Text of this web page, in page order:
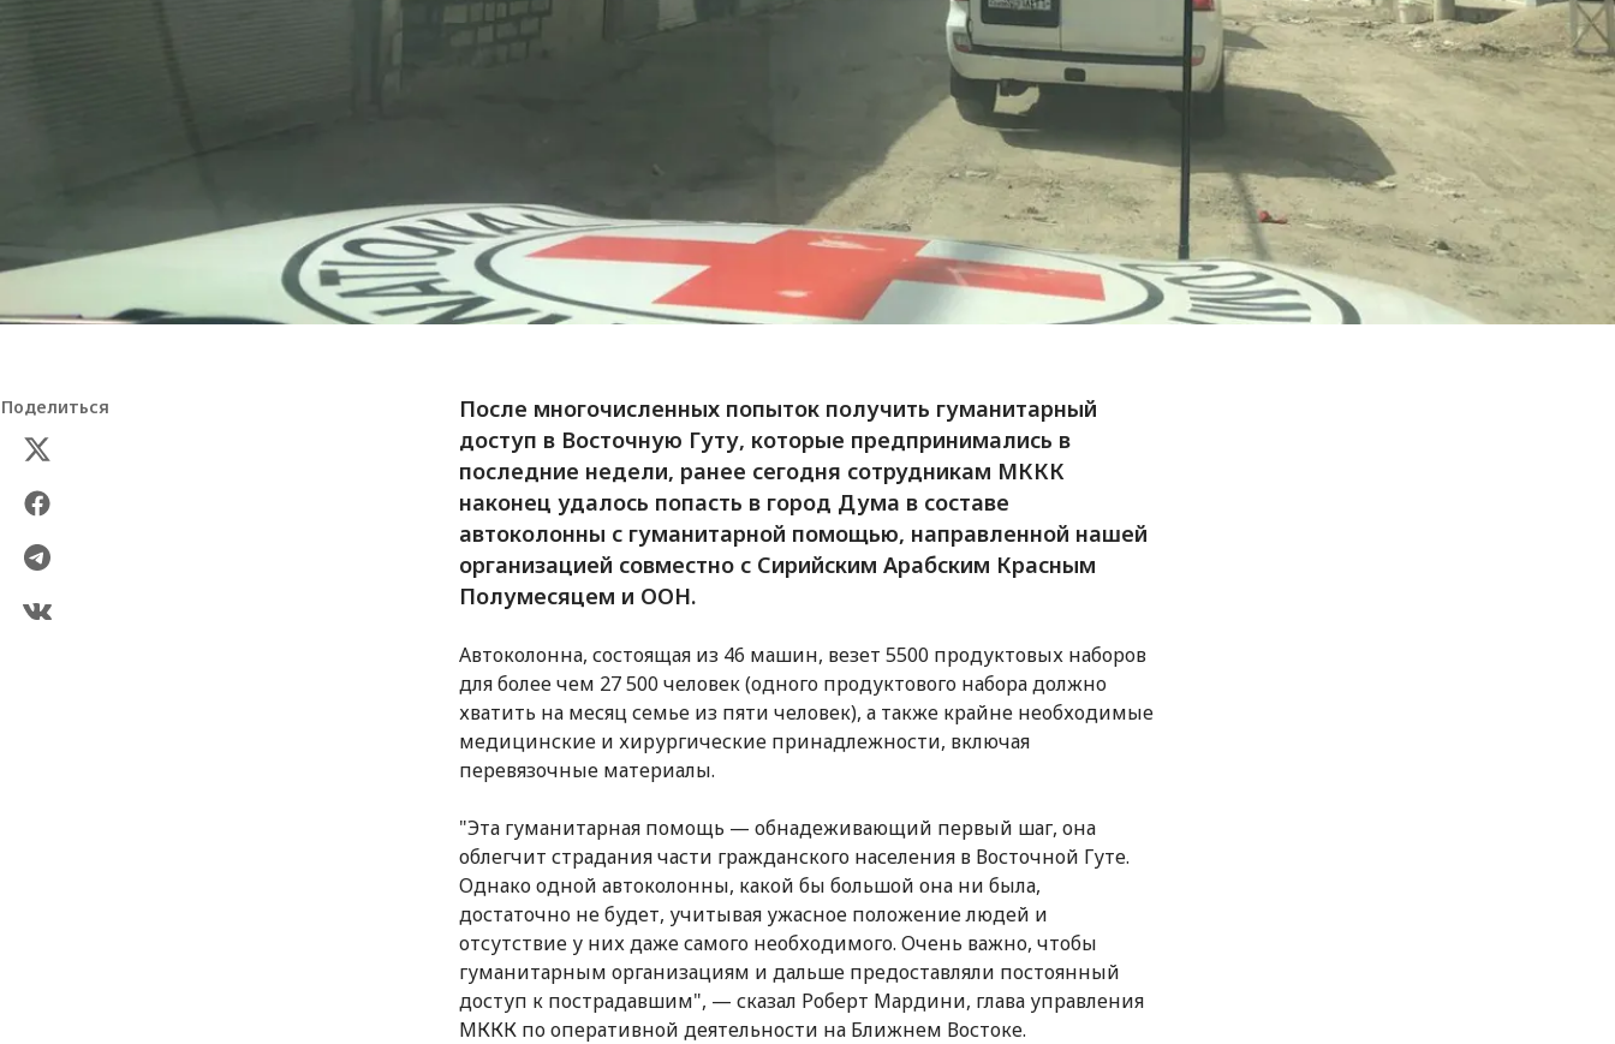
Поделиться
После многочисленных попыток получить гуманитарный
доступ в Восточную Гуту, которые предпринимались в
последние недели, ранее сегодня сотрудникам МККК
наконец удалось попасть в город Дума в составе
автоколонны с гуманитарной помощью, направленной нашей
организацией совместно с Сирийским Арабским Красным
Полумесяцем и ООН.
Автоколонна, состоящая из 46 машин, везет 5500 продуктовых наборов
для более чем 27 500 человек (одного продуктового набора должно
хватить на месяц семье из пяти человек), а также крайне необходимые
медицинские и хирургические принадлежности, включая
перевязочные материалы.
"Эта гуманитарная помощь — обнадеживающий первый шаг, она
облегчит страдания части гражданского населения в Восточной Гуте.
Однако одной автоколонны, какой бы большой она ни была,
достаточно не будет, учитывая ужасное положение людей и
отсутствие у них даже самого необходимого. Очень важно, чтобы
гуманитарным организациям и дальше предоставляли постоянный
доступ к пострадавшим", — сказал Роберт Мардини, глава управления
МККК по оперативной деятельности на Ближнем Востоке.